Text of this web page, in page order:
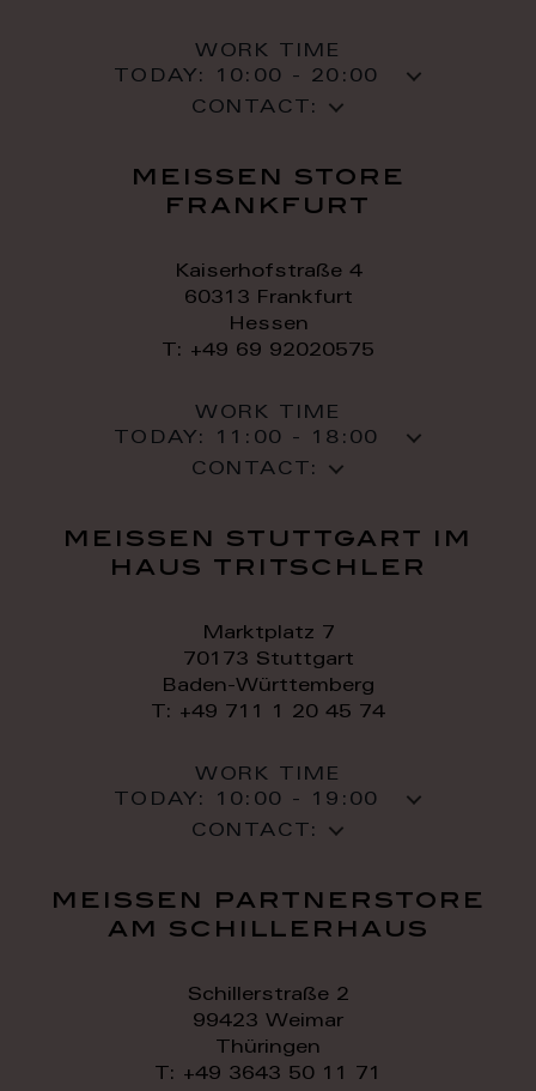
WORK TIME
TODAY:
10:00 - 20:00
CONTACT:
meissen store
frankfurt
Kaiserhofstraße 4
60313 Frankfurt
Hessen
T: +49 69 92020575
WORK TIME
TODAY:
11:00 - 18:00
CONTACT:
meissen stuttgart im
haus tritschler
Marktplatz 7
70173 Stuttgart
Baden-Württemberg
T: +49 711 1 20 45 74
WORK TIME
TODAY:
10:00 - 19:00
CONTACT:
meissen partnerstore
am schillerhaus
Schillerstraße 2
99423 Weimar
Thüringen
T: +49 3643 50 11 71